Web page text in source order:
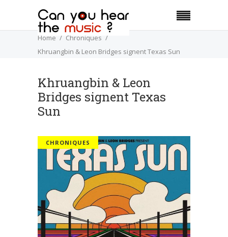
Home
Chroniques
Khruangbin & Leon Bridges signent Texas Sun
Khruangbin & Leon
Bridges signent Texas
Sun
CHRONIQUES